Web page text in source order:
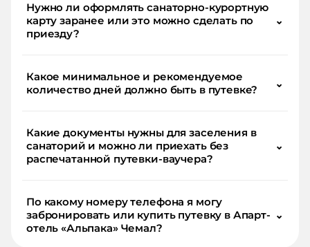
Нужно ли оформлять санаторно-курортную
карту заранее или это можно сделать по
приезду?
⌄
Какое минимальное и рекомендуемое
количество дней должно быть в путевке?
⌄
Какие документы нужны для заселения в
санаторий и можно ли приехать без
распечатанной путевки-ваучера?
⌄
По какому номеру телефона я могу
забронировать или купить путевку в Апарт-
отель «Альпака» Чемал?
⌄